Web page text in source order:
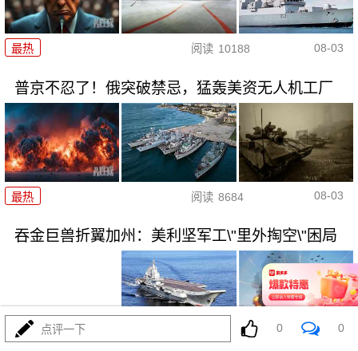
最热 阅读 10188 08-03
普京不忍了！俄突破禁忌，猛轰美资无人机工厂
最热 阅读 8684 08-03
吞金巨兽折翼加州：美利坚军工\"里外掏空\"困局
最热 阅读 6350
点评一下 0 0